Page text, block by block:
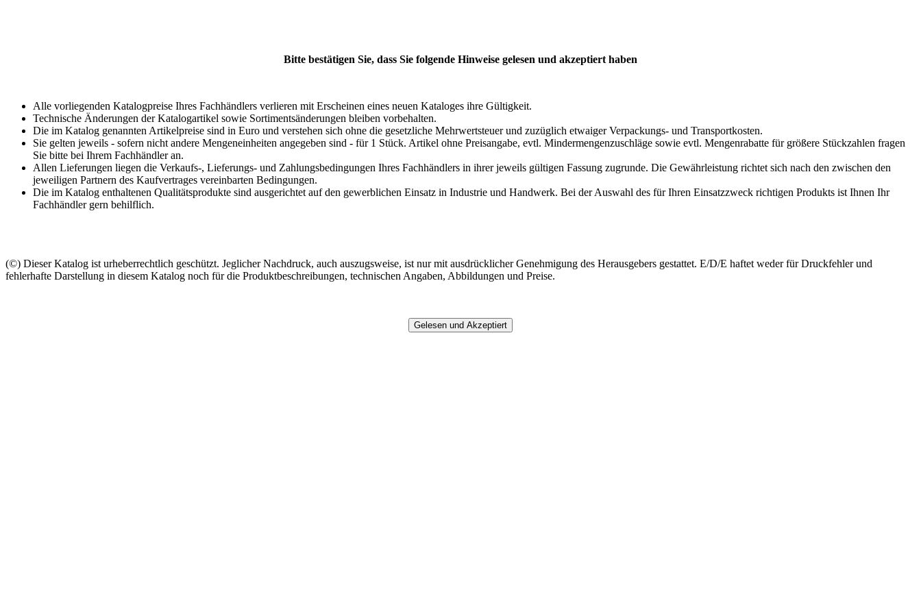
Bitte bestätigen Sie, dass Sie folgende Hinweise gelesen und akzeptiert haben
Alle vorliegenden Katalogpreise Ihres Fachhändlers verlieren mit Erscheinen eines neuen Kataloges ihre Gültigkeit.
Technische Änderungen der Katalogartikel sowie Sortimentsänderungen bleiben vorbehalten.
Die im Katalog genannten Artikelpreise sind in Euro und verstehen sich ohne die gesetzliche Mehrwertsteuer und zuzüglich etwaiger Verpackungs- und Transportkosten.
Sie gelten jeweils - sofern nicht andere Mengeneinheiten angegeben sind - für 1 Stück. Artikel ohne Preisangabe, evtl. Mindermengenzuschläge sowie evtl. Mengenrabatte für größere Stückzahlen fragen
Sie bitte bei Ihrem Fachhändler an.
Allen Lieferungen liegen die Verkaufs-, Lieferungs- und Zahlungsbedingungen Ihres Fachhändlers in ihrer jeweils gültigen Fassung zugrunde. Die Gewährleistung richtet sich nach den zwischen den
jeweiligen Partnern des Kaufvertrages vereinbarten Bedingungen.
Die im Katalog enthaltenen Qualitätsprodukte sind ausgerichtet auf den gewerblichen Einsatz in Industrie und Handwerk. Bei der Auswahl des für Ihren Einsatzzweck richtigen Produkts ist Ihnen Ihr
Fachhändler gern behilflich.
(©) Dieser Katalog ist urheberrechtlich geschützt. Jeglicher Nachdruck, auch auszugsweise, ist nur mit ausdrücklicher Genehmigung des Herausgebers gestattet. E/D/E haftet weder für Druckfehler und
fehlerhafte Darstellung in diesem Katalog noch für die Produktbeschreibungen, technischen Angaben, Abbildungen und Preise.